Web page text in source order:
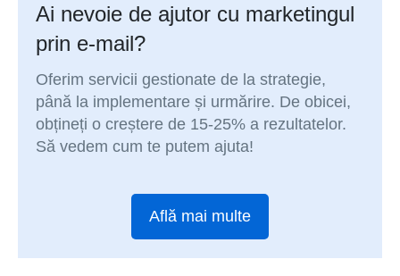
Ai nevoie de ajutor cu marketingul
prin e-mail?
Oferim servicii gestionate de la strategie,
până la implementare și urmărire. De obicei,
obțineți o creștere de 15-25% a rezultatelor.
Să vedem cum te putem ajuta!
Află mai multe